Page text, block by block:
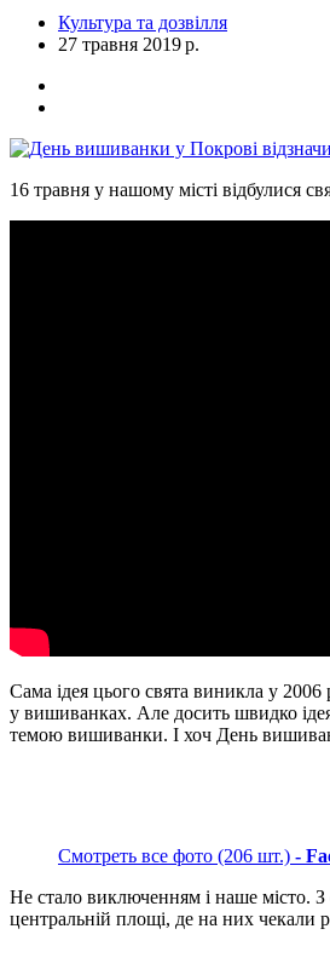
Культура та дозвілля
27 травня 2019 р.
16 травня у нашому місті відбулися
Сама ідея цього свята виникла у
у вишиванках. Але досить швидко
темою вишиванки. І хоч День
Смотреть все фото (206 шт.) -
Не стало виключенням і наше місто.
центральній площі, де на них чекали